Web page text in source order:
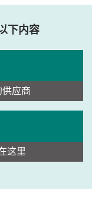
下内容
供应商
这里